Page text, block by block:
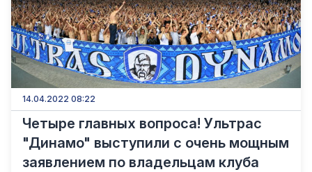
14.04.2022 08:22
Четыре главных вопроса! Ультрас
"Динамо" выступили с очень мощным
заявлением по владельцам клуба